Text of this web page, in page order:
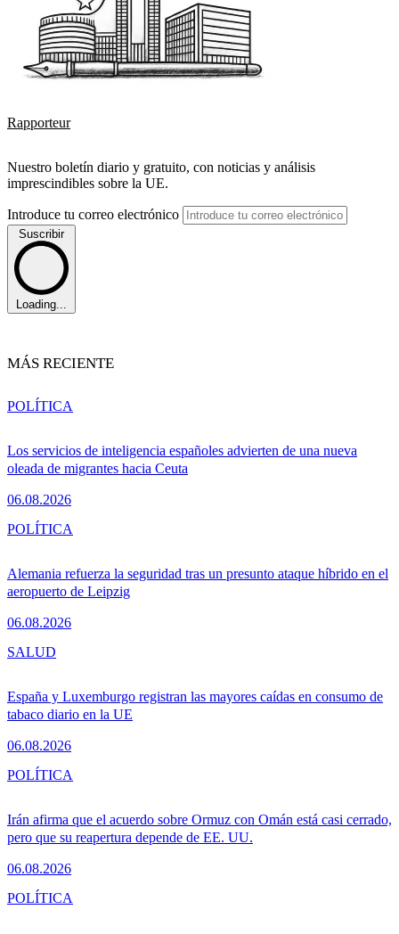
Rapporteur
Nuestro boletín diario y gratuito, con noticias y análisis
imprescindibles sobre la UE.
Introduce tu correo electrónico
Suscribir
Loading...
MÁS RECIENTE
Los servicios de inteligencia españoles advierten de una nueva
oleada de migrantes hacia Ceuta
06.08.2026
POLÍTICA
Alemania refuerza la seguridad tras un presunto ataque híbrido en el
aeropuerto de Leipzig
06.08.2026
POLÍTICA
España y Luxemburgo registran las mayores caídas en consumo de
tabaco diario en la UE
06.08.2026
SALUD
Irán afirma que el acuerdo sobre Ormuz con Omán está casi cerrado,
pero que su reapertura depende de EE. UU.
06.08.2026
POLÍTICA
POLÍTICA